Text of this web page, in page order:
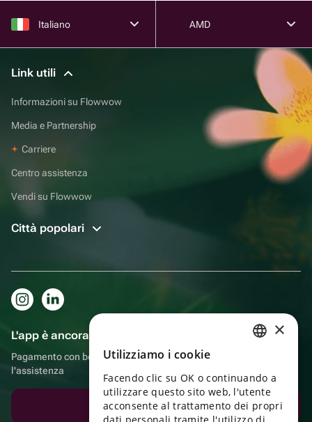
Italiano AMD
Link utili
Informazioni su Flowwow
Media e Partnership
Carriere
Centro assistenza
Vendi su Flowwow
Città popolari
L'app è ancora più comoda!
Pagamento con bonus, autoconsegna, comoda chat con
l'assistenza
Scarica l'app
ENGLISH
UKRAINIAN
×
Utilizziamo i cookie
Facendo clic su OK o continuando a
utilizzare questo sito web, l'utente
acconsente al trattamento dei propri